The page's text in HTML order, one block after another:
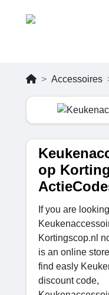
Accessoires
op
If you are
Kortingscop.nl
is an online
find easly
discount code,